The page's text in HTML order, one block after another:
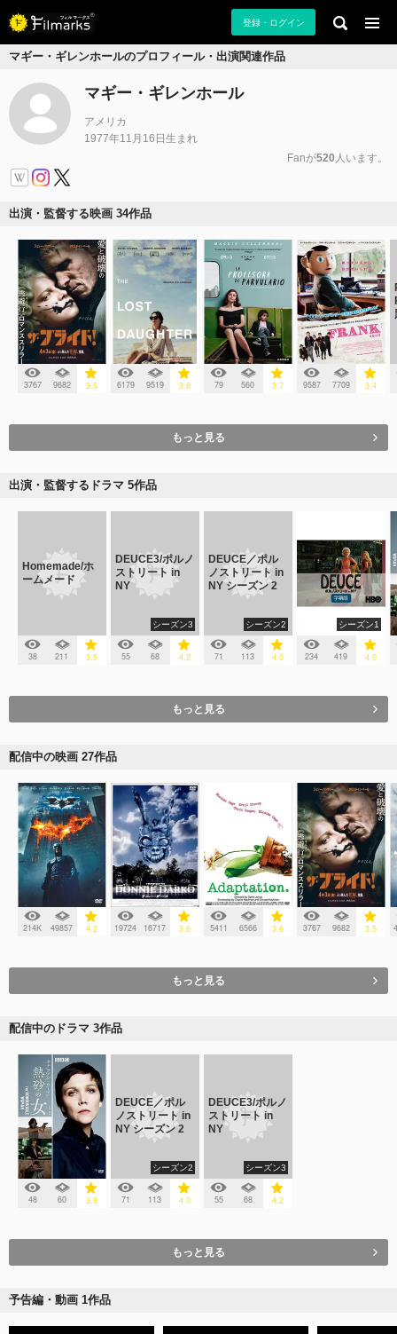
登録・ログイン
マギー・ギレンホールのプロフィール・出演関連作品
マギー・ギレンホール
アメリカ
1977年11月16日生まれ
Fanが520 人います。
出演・監督する映画 34作品
3767 9682 3.5 6179 9519 3.6 79 560 3.7 9587 7709 3.4
もっと見る
出演・監督するドラマ 5作品
Homemade/ホ
ームメード
38 211 3.5
DEUCE3/ポルノ
ストリート in
NY
シーズン3
55 68 4.2
DEUCE／ポル
ノストリート in
NY シーズン 2
シーズン2
71 113 4.0
シーズン1
234 419 4.0
もっと見る
配信中の映画 27作品
214K 49857 4.2 19724 16717 3.6 5411 6566 3.6 3767 9682 3.5
もっと見る
配信中のドラマ 3作品
48 60 3.8
DEUCE／ポル
ノストリート in
NY シーズン 2
シーズン2
71 113 4.0
DEUCE3/ポルノ
ストリート in
NY
シーズン3
55 68 4.2
もっと見る
予告編・動画 1作品